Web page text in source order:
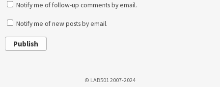
Notify me of follow-up comments by email.
Notify me of new posts by email.
Publish
© LAB501 2007-2024